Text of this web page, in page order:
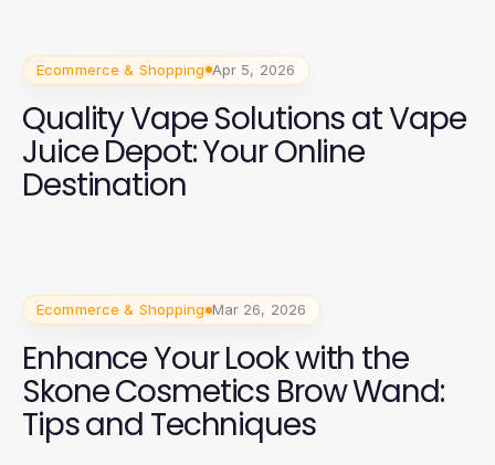
Ecommerce & Shopping Apr 5, 2026
Quality Vape Solutions at Vape
Juice Depot: Your Online
Destination
Ecommerce & Shopping Mar 26, 2026
Enhance Your Look with the
Skone Cosmetics Brow Wand:
Tips and Techniques